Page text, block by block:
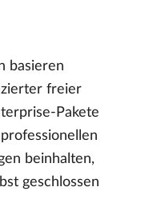
basieren
freier
Pakete
beinhalten,
geschlossen